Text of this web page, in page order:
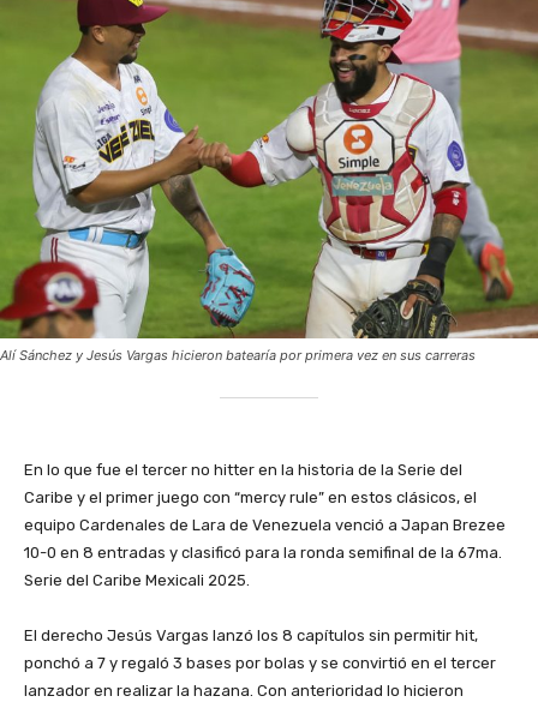
Alí Sánchez y Jesús Vargas hicieron batearía por primera vez en sus carreras
‎En lo que fue el tercer no hitter en la historia de la Serie del
Caribe y el primer juego con “mercy rule” en estos clásicos, el
equipo Cardenales de Lara de Venezuela venció a Japan Brezee
10-0 en 8 entradas y clasificó para la ronda semifinal de la 67ma.
Serie del Caribe Mexicali 2025.
‎El derecho Jesús Vargas lanzó los 8 capítulos sin permitir hit,
ponchó a 7 y regaló 3 bases por bolas y se convirtió en el tercer
lanzador en realizar la hazana. Con anterioridad lo hicieron